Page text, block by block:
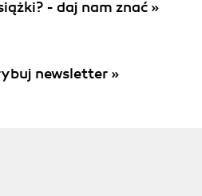
- daj nam znać »
newsletter »